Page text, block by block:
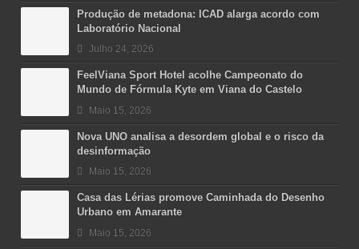
Produção de metadona: ICAD alarga acordo com
Laboratório Nacional
Julho 24, 2026
FeelViana Sport Hotel acolhe Campeonato do
Mundo de Fórmula Kyte em Viana do Castelo
Maio 15, 2026
Nova UNO analisa a desordem global e o risco da
desinformação
Maio 15, 2026
Casa das Lérias promove Caminhada do Desenho
Urbano em Amarante
Maio 15, 2026